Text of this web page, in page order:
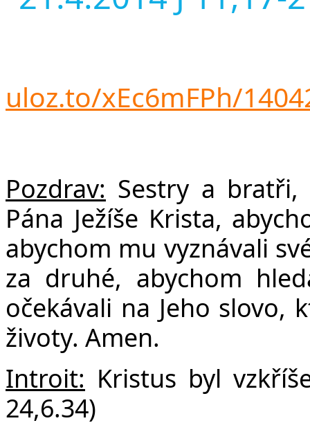
uloz.to/xEc6mFPh/
Pozdrav: Sestry a bratři,
Pána Ježíše Krista,
abychom mu vyznávali
za druhé, abychom
očekávali na Jeho slovo,
životy. Amen.
Introit: Kristus byl
24,6.34)